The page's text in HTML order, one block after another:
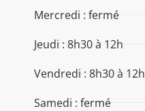
Mercredi : fermé
Jeudi : 8h30 à 12h
Vendredi : 8h30 à 12h
Samedi : fermé